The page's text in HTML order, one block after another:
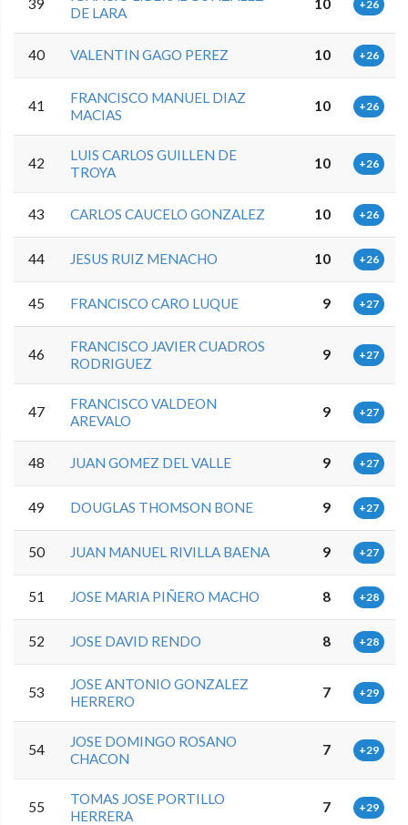
39
DE LARA
10 +26
40 VALENTIN GAGO PEREZ 10 +26
41
FRANCISCO MANUEL DIAZ
MACIAS
10 +26
42
LUIS CARLOS GUILLEN DE
TROYA
10 +26
43 CARLOS CAUCELO GONZALEZ 10 +26
44 JESUS RUIZ MENACHO 10 +26
45 FRANCISCO CARO LUQUE 9 +27
46
FRANCISCO JAVIER CUADROS
RODRIGUEZ
9 +27
47
FRANCISCO VALDEON
AREVALO
9 +27
48 JUAN GOMEZ DEL VALLE 9 +27
49 DOUGLAS THOMSON BONE 9 +27
50 JUAN MANUEL RIVILLA BAENA 9 +27
51 JOSE MARIA PIÑERO MACHO 8 +28
52 JOSE DAVID RENDO 8 +28
53
JOSE ANTONIO GONZALEZ
HERRERO
7 +29
54
JOSE DOMINGO ROSANO
CHACON
7 +29
55
TOMAS JOSE PORTILLO
HERRERA
7 +29